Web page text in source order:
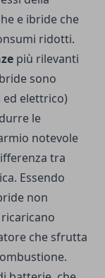
e ibride che
ridotti.
più rilevanti
sono
elettrico)
le
notevole
tra
Essendo
non
che sfrutta